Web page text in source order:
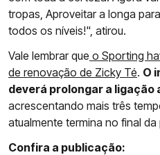
tropas, Aproveitar a longa
todos os níveis!", atirou.
Vale lembrar que o Sporting
de renovação de Zicky Té. O
deverá prolongar a ligação
acrescentando mais três
atualmente termina no final
Confira a publicação: